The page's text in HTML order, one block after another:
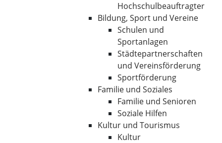
Hochschulbeauftragter
Bildung, Sport und Vereine
Schulen und
Sportanlagen
Städtepartnerschaften
und Vereinsförderung
Sportförderung
Familie und Soziales
Familie und Senioren
Soziale Hilfen
Kultur und Tourismus
Kultur